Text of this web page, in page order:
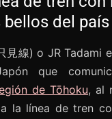
bellos del país
見線) o JR Tadami
que
de Tōhoku, al
la línea de tren